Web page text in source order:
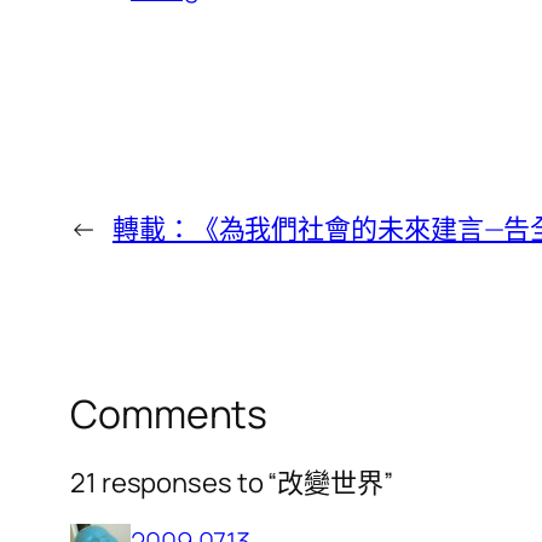
← 轉載：《為我們社會的未來建言—告
Comments
21 responses to “改變世界”